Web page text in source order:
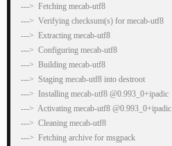
--->  Fetching mecab-utf8
--->  Verifying checksum(s) for mecab-utf8
--->  Extracting mecab-utf8
--->  Configuring mecab-utf8
--->  Building mecab-utf8
--->  Staging mecab-utf8 into destroot
--->  Installing mecab-utf8 @0.993_0+ipadic
--->  Activating mecab-utf8 @0.993_0+ipadic
--->  Cleaning mecab-utf8
--->  Fetching archive for msgpack